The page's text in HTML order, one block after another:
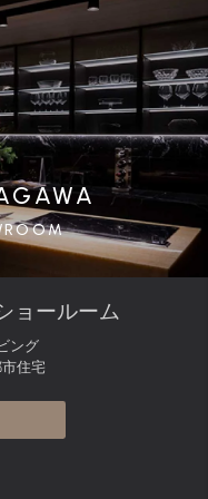
ョールーム
ング
住宅